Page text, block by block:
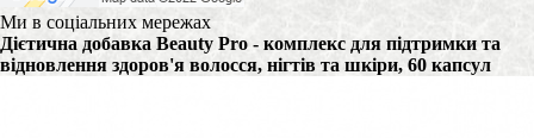
Ми в соціальних мережах
Дієтична добавка Beauty Pro - комплекс для підтримки та
відновлення здоров'я волосся, нігтів та шкіри, 60 капсул